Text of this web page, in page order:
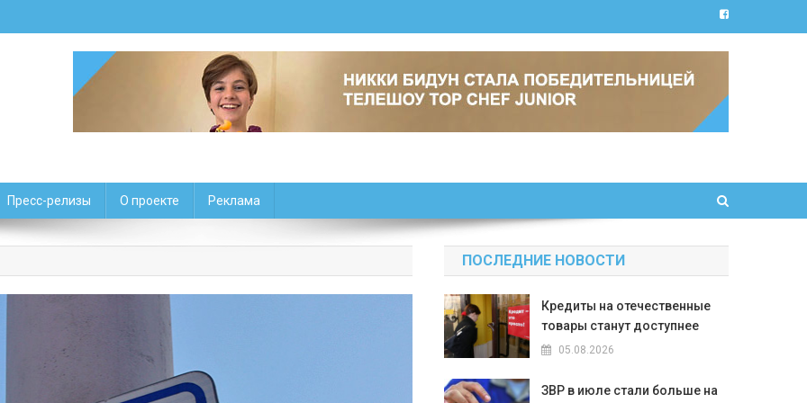
Пресс-релизы О проекте Реклама
ПОСЛЕДНИЕ НОВОСТИ
Кредиты на отечественные
товары станут доступнее
05.08.2026
ЗВР в июле стали больше на